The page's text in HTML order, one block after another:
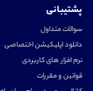
پشتیبانی
سوالات متداول
دانلود اپلیکیشن اختصاصی
نرم افزار های کاربردی
قوانین و مقررات